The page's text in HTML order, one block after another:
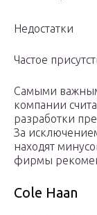
Недостатки
Частое
Самыми
компании
разработки
За
находят
фирмы
Cole Haan